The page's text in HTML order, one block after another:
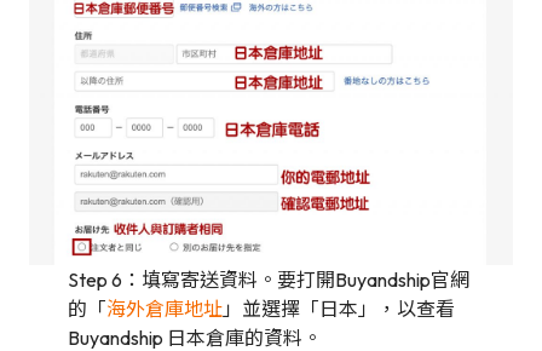
Step 6：填寫寄送資料。要打開Buyandship官網
的「海外倉庫地址 」並選擇「日本」，以查看
Buyandship 日本倉庫的資料。